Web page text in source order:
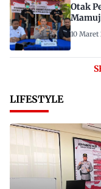
Otak
10 Maret
LIFESTYLE